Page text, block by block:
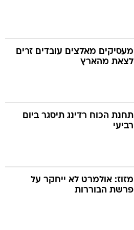
מעסיקים מאלצים עובדים זרים
לצאת מהארץ
תחנת הכוח רדינג תיסגר ביום
רביעי
מזוז: אולמרט לא ייחקר על
פרשת הבוררות